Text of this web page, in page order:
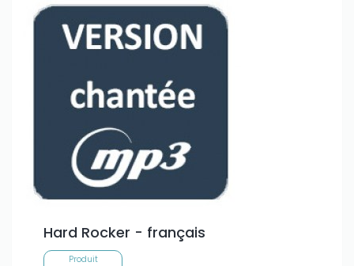
Hard Rocker - français
Produit